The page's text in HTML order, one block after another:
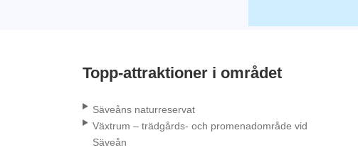
Topp-attraktioner i området
Säveåns naturreservat
Växtrum – trädgårds- och promenadområde vid
Säveån